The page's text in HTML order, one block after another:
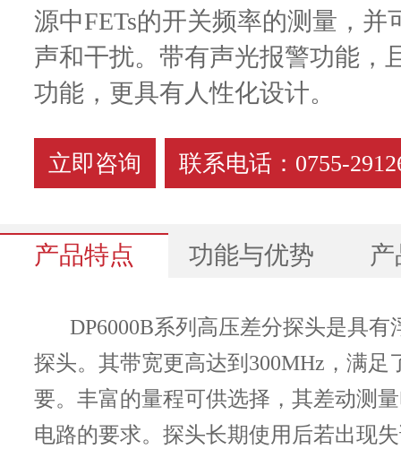
源中FETs的开关频率的测量，
声和干扰。 带有声光报警功能，
功能，更具有人性化设计。
立即咨询 联系电话：0755-
产品特点 功能与优势
DP6000B系列高压差分探头是具
探头。其带宽更高达到300MHz，满足
要。丰富的量程可供选择，其差动测
电路的要求。探头长期使用后若出现
DP6000B系列 高压差分探头说明书.doc